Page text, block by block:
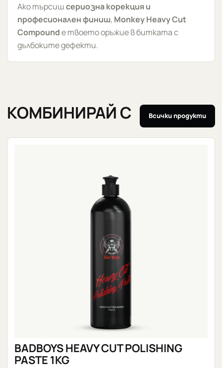
Ако търсишсериозна корекция и
професионален финиш, Monkey Heavy Cut
Compoundе твоето оръжие в битката с
дълбоките дефекти.
КОМБИНИРАЙ С Всички продукти
BADBOYS HEAVY CUT POLISHING
PASTE 1KG